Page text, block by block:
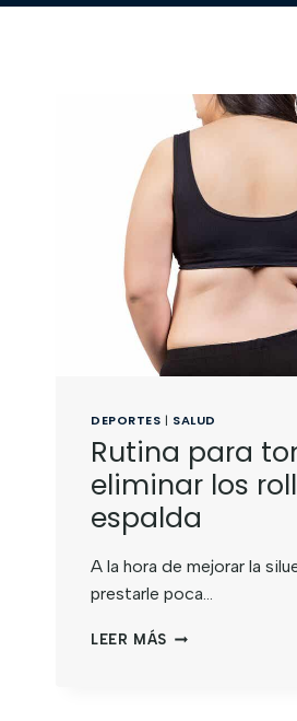
DEPORTES | SALUD
Rutina para
eliminar los
espalda
A la hora de mejorar la
prestarle poca…
LEER MÁS